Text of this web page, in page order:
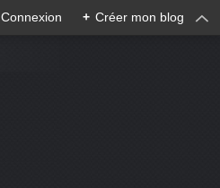
Connexion + Créer mon blog